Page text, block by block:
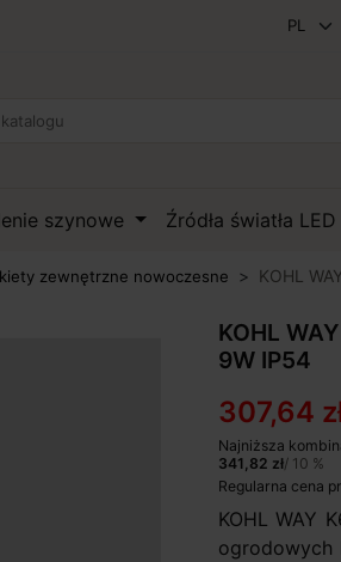
szynowe Źródła światła LED
zewnętrzne nowoczesne KOHL
KOHL
9W IP54
307,64
Najniższa
341,82 zł/ 10 %
Regularna cena
KOHL WAY
ogrodowych